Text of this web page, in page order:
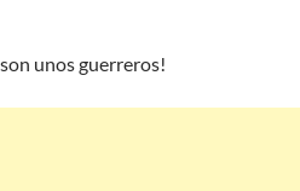
unos guerreros!